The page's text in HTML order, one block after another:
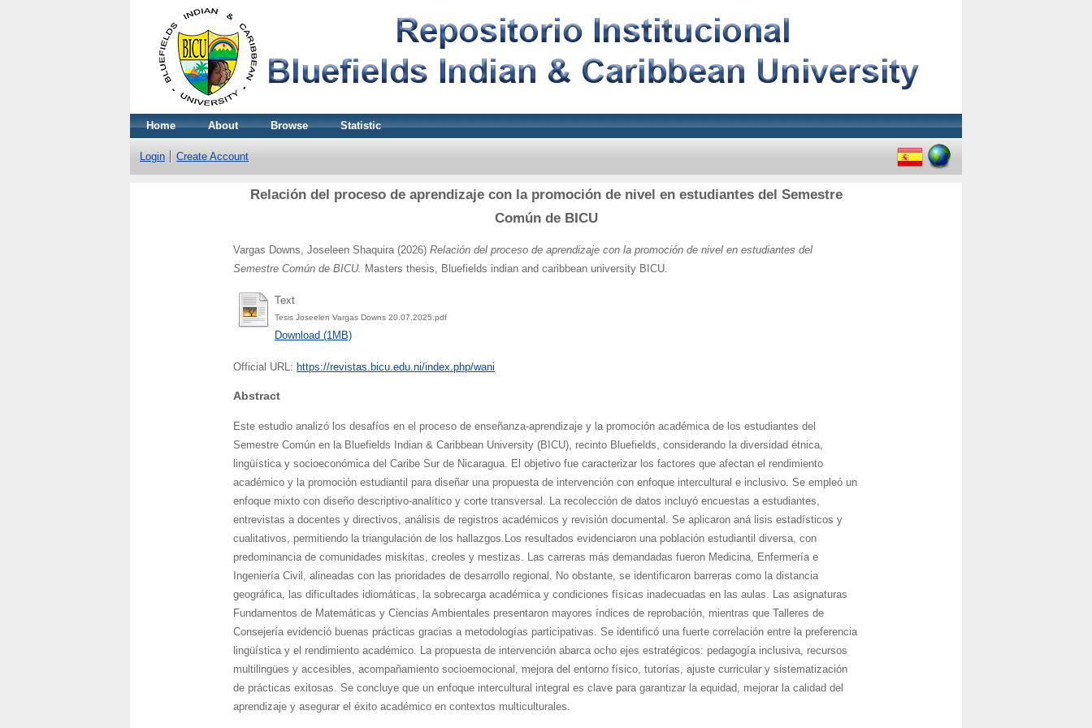
Home About Browse Statistic
Login Create Account
Relación del proceso de aprendizaje con la promoción de nivel en estudiantes del Semestre
Común de BICU
Vargas Downs, Joseleen Shaquira (2026) Relación del proceso de aprendizaje con la promoción de nivel en estudiantes del
Semestre Común de BICU. Masters thesis, Bluefields indian and caribbean university BICU.
Text
Tesis Joseelen Vargas Downs 20.07.2025.pdf
Download (1MB)
Official URL: https://revistas.bicu.edu.ni/index.php/wani
Abstract
Este estudio analizó los desafíos en el proceso de enseñanza-aprendizaje y la promoción académica de los estudiantes del
Semestre Común en la Bluefields Indian & Caribbean University (BICU), recinto Bluefields, considerando la diversidad étnica,
lingüística y socioeconómica del Caribe Sur de Nicaragua. El objetivo fue caracterizar los factores que afectan el rendimiento
académico y la promoción estudiantil para diseñar una propuesta de intervención con enfoque intercultural e inclusivo. Se empleó un
enfoque mixto con diseño descriptivo-analítico y corte transversal. La recolección de datos incluyó encuestas a estudiantes,
entrevistas a docentes y directivos, análisis de registros académicos y revisión documental. Se aplicaron aná lisis estadísticos y
cualitativos, permitiendo la triangulación de los hallazgos.Los resultados evidenciaron una población estudiantil diversa, con
predominancia de comunidades miskitas, creoles y mestizas. Las carreras más demandadas fueron Medicina, Enfermería e
Ingeniería Civil, alineadas con las prioridades de desarrollo regional. No obstante, se identificaron barreras como la distancia
geográfica, las dificultades idiomáticas, la sobrecarga académica y condiciones físicas inadecuadas en las aulas. Las asignaturas
Fundamentos de Matemáticas y Ciencias Ambientales presentaron mayores índices de reprobación, mientras que Talleres de
Consejería evidenció buenas prácticas gracias a metodologías participativas. Se identificó una fuerte correlación entre la preferencia
lingüística y el rendimiento académico. La propuesta de intervención abarca ocho ejes estratégicos: pedagogía inclusiva, recursos
multilingües y accesibles, acompañamiento socioemocional, mejora del entorno físico, tutorías, ajuste curricular y sistematización
de prácticas exitosas. Se concluye que un enfoque intercultural integral es clave para garantizar la equidad, mejorar la calidad del
aprendizaje y asegurar el éxito académico en contextos multiculturales.